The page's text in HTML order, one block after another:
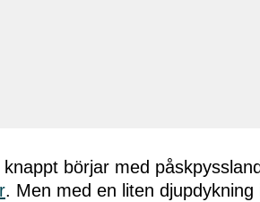
börjar med
. Men med en liten djupdykning